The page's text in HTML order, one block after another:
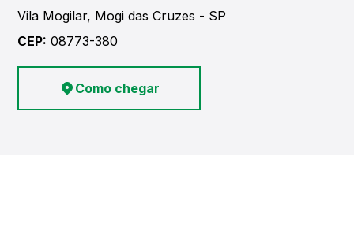
Vila Mogilar, Mogi das Cruzes - SP
CEP: 08773-380
Como chegar